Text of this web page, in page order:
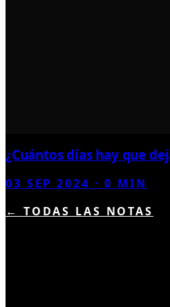
¿Cuántos días hay que
03 SEP 2024 ·0 MIN
← TODAS LAS NOTAS